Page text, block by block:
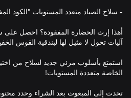
أهذا إرث الحضارة المفقودة؟ احصل على
استمتع بأسلوب مرئي جديد لسلاح من
تحدث إلى المبعوث بعد الشراء وحدد